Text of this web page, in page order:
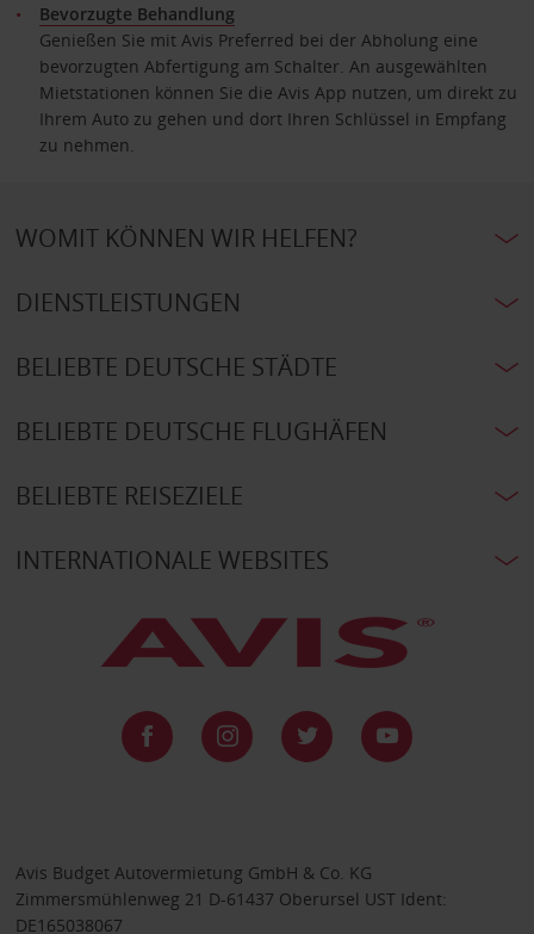
Bevorzugte Behandlung
Genießen Sie mit Avis Preferred bei der Abholung eine
bevorzugten Abfertigung am Schalter. An ausgewählten
Mietstationen können Sie die Avis App nutzen, um direkt zu
Ihrem Auto zu gehen und dort Ihren Schlüssel in Empfang
zu nehmen.
WOMIT KÖNNEN WIR HELFEN?
DIENSTLEISTUNGEN
BELIEBTE DEUTSCHE STÄDTE
BELIEBTE DEUTSCHE FLUGHÄFEN
BELIEBTE REISEZIELE
INTERNATIONALE WEBSITES
Avis Budget Autovermietung GmbH & Co. KG
Zimmersmühlenweg 21 D-61437 Oberursel UST Ident:
DE165038067